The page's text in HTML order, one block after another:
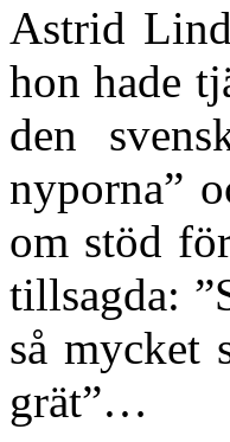
Astrid
hon hade
den
nyporna”
om stöd
tillsagda:
så mycket
grät”…